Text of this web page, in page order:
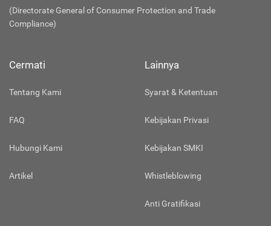
(Directorate General of Consumer Protection and Trade
Compliance)
Cermati
Tentang Kami
FAQ
Hubungi Kami
Artikel
Lainnya
Syarat & Ketentuan
Kebijakan Privasi
Kebijakan SMKI
Whistleblowing
Anti Gratifikasi